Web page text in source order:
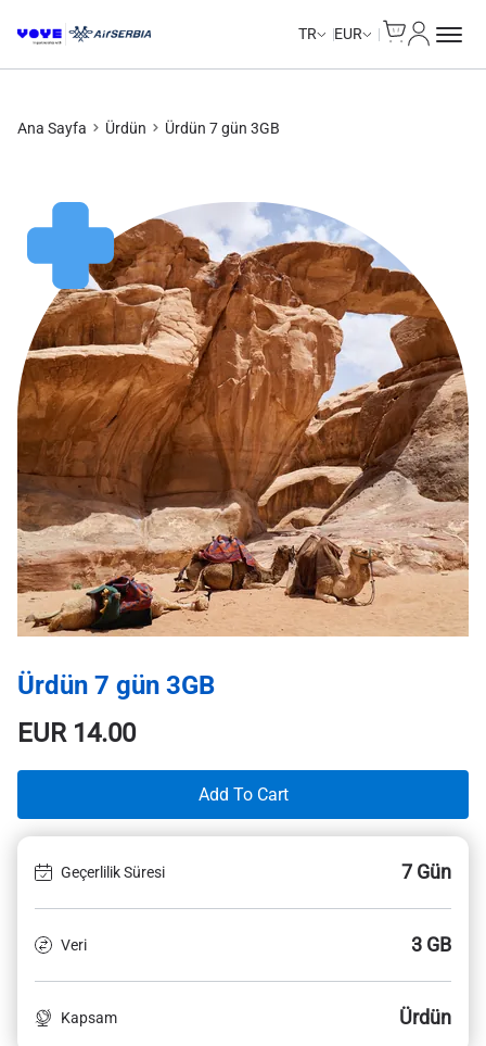
TR EUR
Ana Sayfa Ürdün Ürdün 7 gün 3GB
Ürdün 7 gün 3GB
EUR14.00
Add To Cart
Geçerlilik Süresi 7 Gün
Veri 3 GB
Kapsam Ürdün